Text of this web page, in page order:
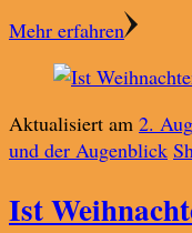
Mehr erfahren
Aktualisiert am 2.
und der Augenblick
Ist